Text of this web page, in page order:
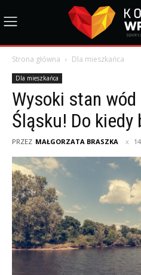
Strona główna Dla mieszkańca
Dla mieszkańca
Wysoki stan wód
Śląsku! Do kiedy
PRZEZ MAŁGORZATA BRASZKA